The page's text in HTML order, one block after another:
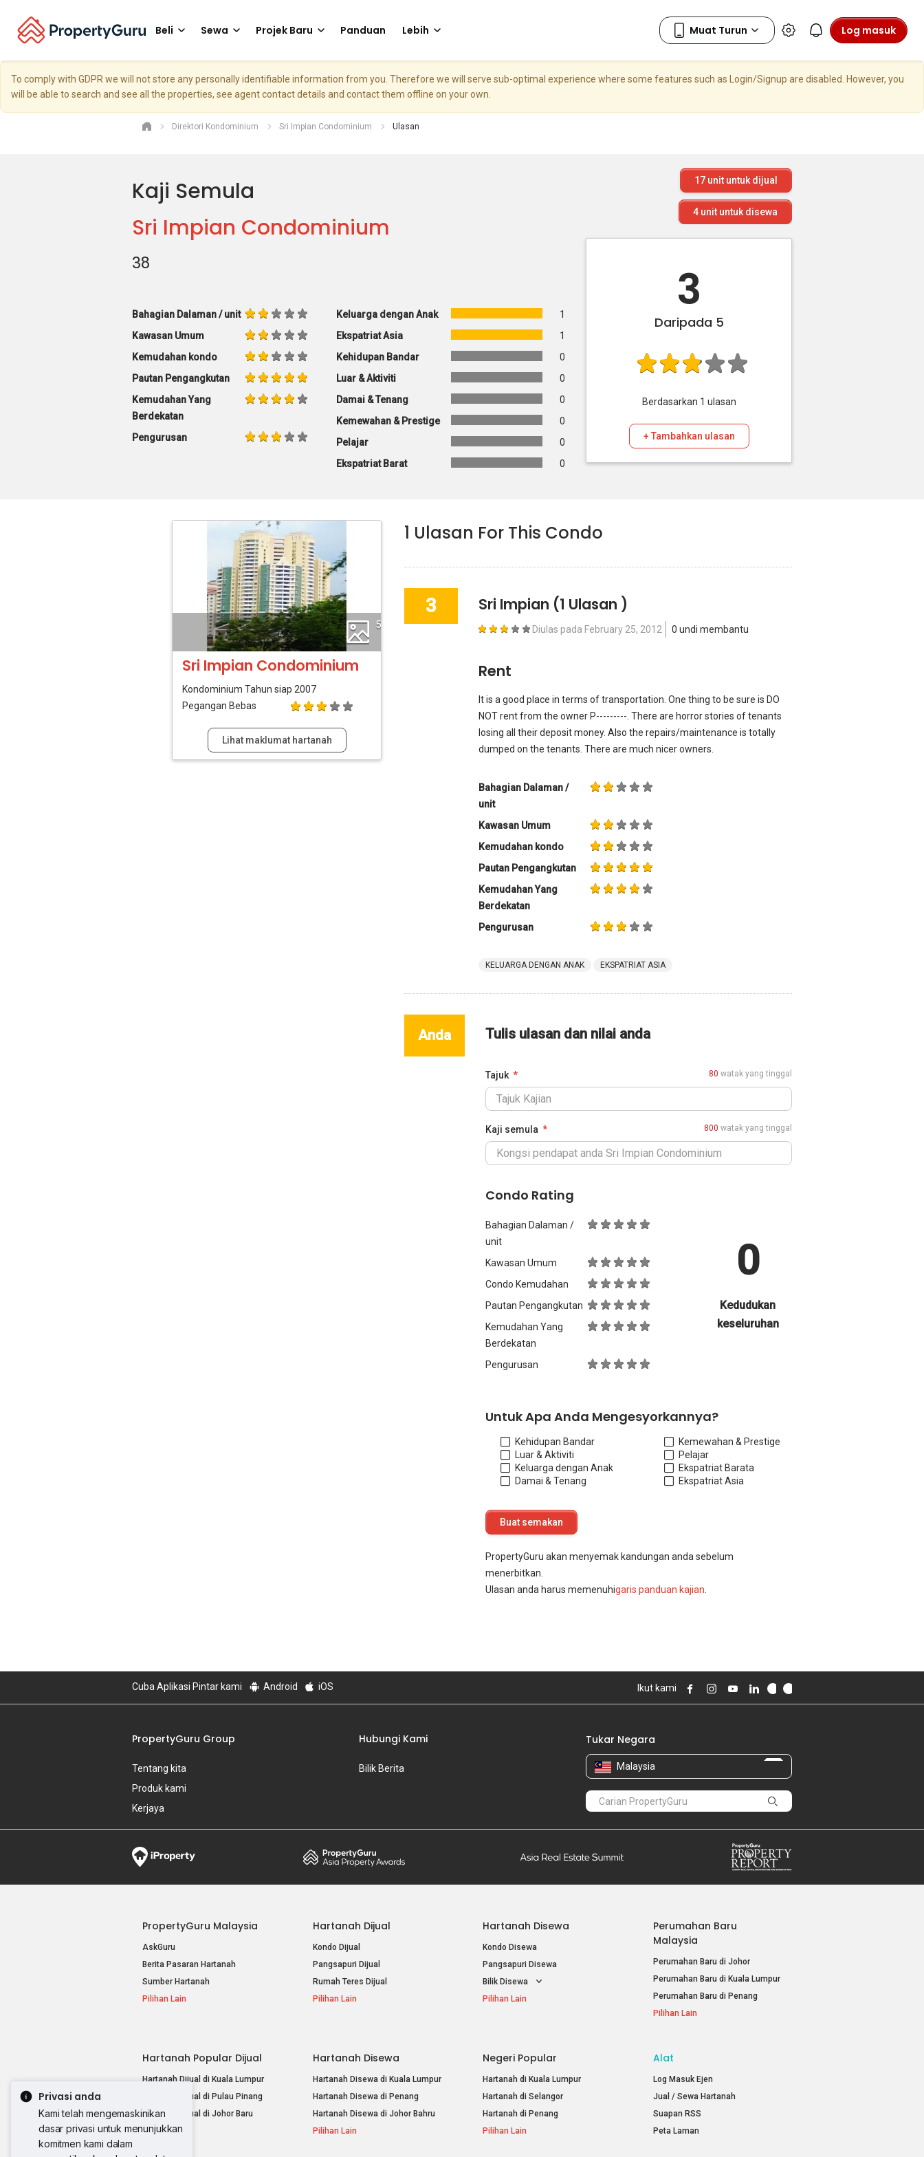
Beli Sewa Projek Baru Panduan Lebih Log masuk
Privasi anda
Kami telah mengemaskinikan
dasar privasi untuk menunjukkan
komitmen kami dalam
To comply with GDPR we will not store any personally identifiable information from you. Therefore we will serve sub-optimal experience where some features such as Login/Signup are disabled. However, you
will be able to search and see all the properties, see agent contact details and contact them offline on your own.
Direktori Kondominium Sri Impian Condominium Ulasan
Kaji Semula
Sri Impian Condominium
38
Bahagian Dalaman / unit
Kawasan Umum
Kemudahan kondo
Pautan Pengangkutan
Kemudahan Yang
Berdekatan
Pengurusan
Keluarga dengan Anak
1
Ekspatriat Asia
1
Kehidupan Bandar
0
Luar & Aktiviti
0
Damai & Tenang
0
Kemewahan & Prestige
0
Pelajar
0
Ekspatriat Barat
0
17 unit untuk dijual
4 unit untuk disewa
3
Daripada 5
Berdasarkan 1 ulasan
+ Tambahkan ulasan
5
Sri Impian Condominium
Kondominium Tahun siap 2007
Pegangan Bebas
Lihat maklumat hartanah
1 Ulasan For This Condo
3 Sri Impian (1 Ulasan )
Diulas pada February 25, 2012 0 undi membantu
Rent
It is a good place in terms of transportation. One thing to be sure is DO
NOT rent from the owner P---------. There are horror stories of tenants
losing all their deposit money. Also the repairs/maintenance is totally
dumped on the tenants. There are much nicer owners.
Bahagian Dalaman /
unit
Kawasan Umum
Kemudahan kondo
Pautan Pengangkutan
Kemudahan Yang
Berdekatan
Pengurusan
KELUARGA DENGAN ANAK EKSPATRIAT ASIA
Anda Tulis ulasan dan nilai anda
Tajuk 80 watak yang tinggal
Kaji semula 800 watak yang tinggal
Condo Rating
Bahagian Dalaman /
unit
Kawasan Umum
Condo Kemudahan
Pautan Pengangkutan
Kemudahan Yang
Berdekatan
Pengurusan
0
Kedudukan
keseluruhan
Untuk Apa Anda Mengesyorkannya?
Kehidupan Bandar
Luar & Aktiviti
Keluarga dengan Anak
Damai & Tenang
Kemewahan & Prestige
Pelajar
Ekspatriat Barata
Ekspatriat Asia
PropertyGuru akan menyemak kandungan anda sebelum
menerbitkan.
Ulasan anda harus memenuhigaris panduan kajian
Cuba Aplikasi Pintar kami Android iOS Ikut kami
PropertyGuru Group
Tentang kita
Produk kami
Kerjaya
Hubungi Kami
Bilik Berita
Tukar Negara
Malaysia
PropertyGuru Malaysia
AskGuru
Berita Pasaran Hartanah
Sumber Hartanah
Pilihan Lain
Hartanah Dijual
Kondo Dijual
Pangsapuri Dijual
Rumah Teres Dijual
Pilihan Lain
Hartanah Disewa
Kondo Disewa
Pangsapuri Disewa
Bilik Disewa
Pilihan Lain
Perumahan Baru
Malaysia
Perumahan Baru di Johor
Perumahan Baru di Kuala Lumpur
Perumahan Baru di Penang
Pilihan Lain
Hartanah Popular Dijual
Hartanah Dijual di Kuala Lumpur
Hartanah Dijual di Pulau Pinang
Hartanah Dijual di Johor Baru
Pilihan Lain
Hartanah Disewa
Hartanah Disewa di Kuala Lumpur
Hartanah Disewa di Penang
Hartanah Disewa di Johor Bahru
Pilihan Lain
Negeri Popular
Hartanah di Kuala Lumpur
Hartanah di Selangor
Hartanah di Penang
Pilihan Lain
Alat
Log Masuk Ejen
Jual / Sewa Hartanah
Suapan RSS
Peta Laman